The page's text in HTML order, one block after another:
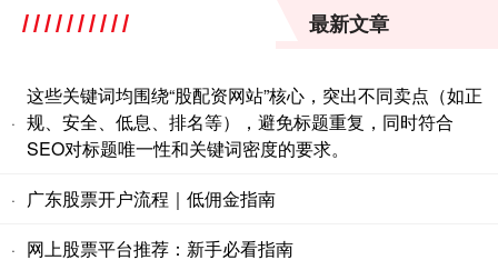
最新文章
·
这些关键词均围绕“股配资网站”核心，突出不同卖点（如正
规、安全、低息、排名等），避免标题重复，同时符合
SEO对标题唯一性和关键词密度的要求。
· 广东股票开户流程｜低佣金指南
· 网上股票平台推荐：新手必看指南